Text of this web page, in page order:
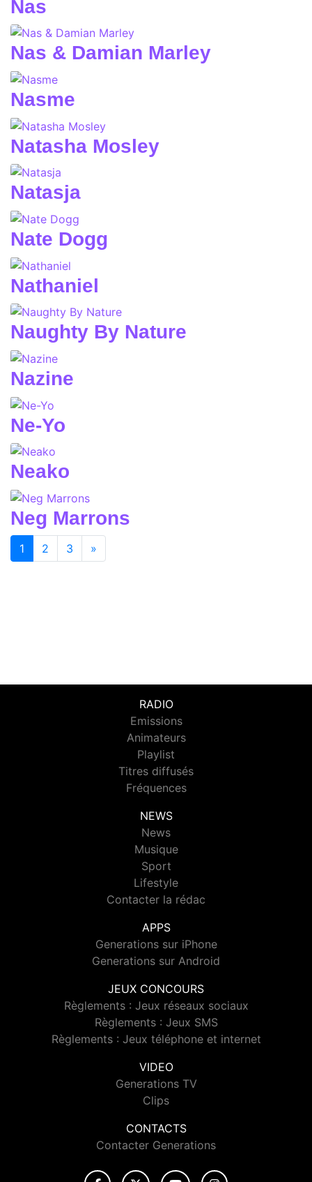
Nas
Nas & Damian Marley
Nasme
Natasha Mosley
Natasja
Nate Dogg
Nathaniel
Naughty By Nature
Nazine
Ne-Yo
Neako
Neg Marrons
1 (current)
2 3 »
RADIO
Emissions
Animateurs
Playlist
Titres diffusés
Fréquences
NEWS
News
Musique
Sport
Lifestyle
Contacter la rédac
APPS
Generations sur iPhone
Generations sur Android
JEUX CONCOURS
Règlements : Jeux réseaux sociaux
Règlements : Jeux SMS
Règlements : Jeux téléphone et internet
VIDEO
Generations TV
Clips
CONTACTS
Contacter Generations